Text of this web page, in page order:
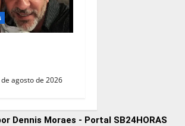
agosto de 2026
Dennis Moraes - Portal SB24HORAS